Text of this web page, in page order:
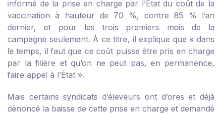
informé de la prise en charge par l’État du coût de la
vaccination à hauteur de 70 %, contre 85 % l’an
dernier, et pour les trois premiers mois de la
campagne seulement. À ce titre, il explique que « dans
le temps, il faut que ce coût puisse être pris en charge
par la filière et qu’on ne peut pas, en permanence,
faire appel à l’État ».
Mais certains syndicats d’éleveurs ont d’ores et déjà
dénoncé la baisse de cette prise en charge et demandé